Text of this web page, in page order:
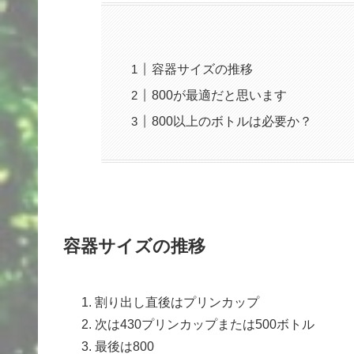
容器サイズの推移
800が最適だと思います
800以上のボトルは必要か？
容器サイズの推移
割り出し直後はプリンカップ
次は430プリンカップまたは500ボトル
最後は800